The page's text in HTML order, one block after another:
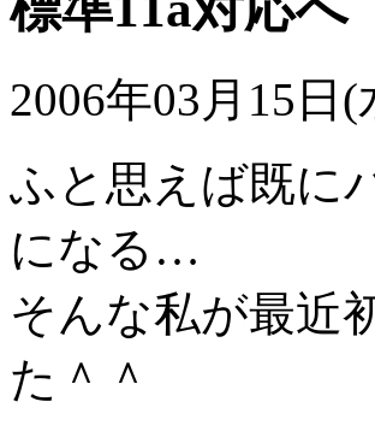
2006年03月15日
ふと思えば既に
になる…
そんな私が最近
た＾＾